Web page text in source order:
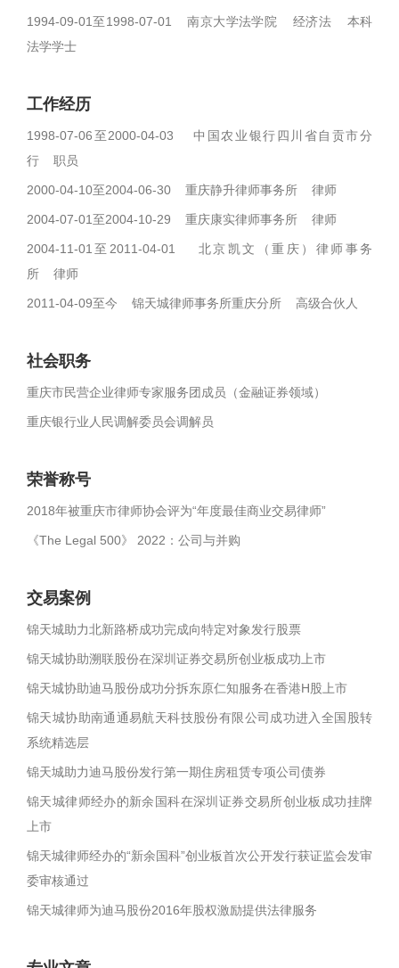
1994-09-01至1998-07-01 南京大学法学院 经济法 本科
法学学士
工作经历
1998-07-06至2000-04-03 中国农业银行四川省自贡市分
行 职员
2000-04-10至2004-06-30 重庆静升律师事务所 律师
2004-07-01至2004-10-29 重庆康实律师事务所 律师
2004-11-01至2011-04-01 北京凯文（重庆）律师事务
所 律师
2011-04-09至今 锦天城律师事务所重庆分所 高级合伙人
社会职务
重庆市民营企业律师专家服务团成员（金融证券领域）
重庆银行业人民调解委员会调解员
荣誉称号
2018年被重庆市律师协会评为“年度最佳商业交易律师”
《The Legal 500》 2022：公司与并购
交易案例
锦天城助力北新路桥成功完成向特定对象发行股票
锦天城协助溯联股份在深圳证券交易所创业板成功上市
锦天城协助迪马股份成功分拆东原仁知服务在香港H股上市
锦天城协助南通通易航天科技股份有限公司成功进入全国股转
系统精选层
锦天城助力迪马股份发行第一期住房租赁专项公司债券
锦天城律师经办的新余国科在深圳证券交易所创业板成功挂牌
上市
锦天城律师经办的“新余国科”创业板首次公开发行获证监会发审
委审核通过
锦天城律师为迪马股份2016年股权激励提供法律服务